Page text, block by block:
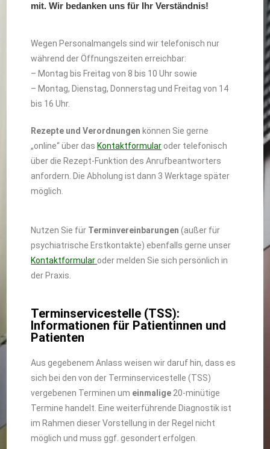
mit. Wir bedanken uns für Ihr Verständnis!
Wegen Personalmangels sind wir telefonisch nur
während der Öffnungszeiten erreichbar:
– Montag bis Freitag von 8 bis 10 Uhr sowie
– Montag, Dienstag, Donnerstag und Freitag von 14
bis 16 Uhr.
Rezepte und Verordnungen können Sie gerne
„online“ über das Kontaktformular oder telefonisch
über die Rezept-Funktion des Anrufbeantworters
anfordern. Die Abholung ist dann 3 Werktage später
möglich.
Nutzen Sie für Terminvereinbarungen(außer für
psychiatrische Erstkontakte) ebenfalls gerne unser
Kontaktformular oder melden Sie sich persönlich in
der Praxis.
Terminservicestelle (TSS):
Informationen für Patientinnen und
Patienten
Aus gegebenem Anlass weisen wir daruf hin, dass es
sich bei den von der Terminservicestelle (TSS)
vergebenen Terminen um einmalige20-minütige
Termine handelt. Eine weiterführende Diagnostik ist
im Rahmen dieser Vorstellung in der Regel nicht
möglich und muss ggf. gesondert erfolgen.